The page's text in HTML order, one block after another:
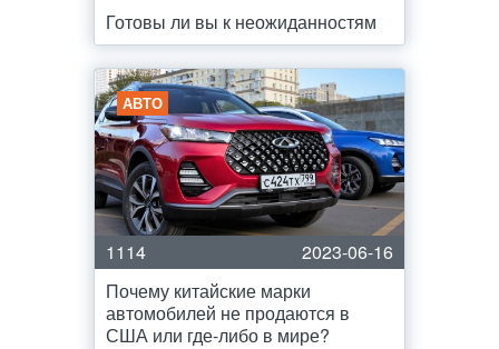
Готовы ли вы к неожиданностям
АВТО
1114
2023-06-16
Почему китайские марки
автомобилей не продаются в
США или где-либо в мире?